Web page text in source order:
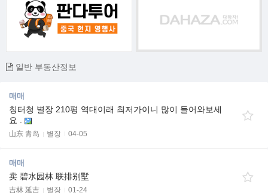
일반 부동산정보
매매
칭터청 별장 210평 역대이래 최저가이니 많이 들어와보세
요 .
山东 青岛 별장 04-05
매매
卖 碧水园林 联排别墅
吉林 延吉 별장 01-24